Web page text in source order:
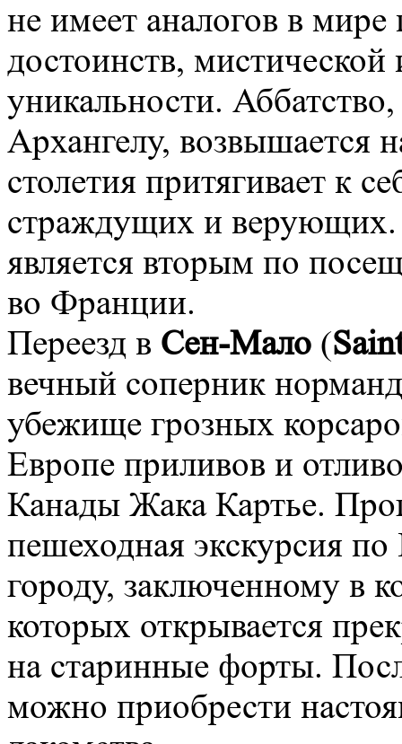
не имеет аналогов в
достоинств,
уникальности.
Архангелу, возвышается
столетия притягивает к
страждущих и
является вторым по
во Франции.
Переезд в Сен-Мало (
вечный соперник
убежище грозных
Европе приливов и
Канады Жака Картье.
пешеходная экскурсия
городу, заключенному в
которых открывается
на старинные форты.
можно приобрести